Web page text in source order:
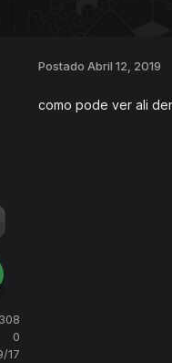
0
17
Postado Abril 12, 2019
como pode ver ali